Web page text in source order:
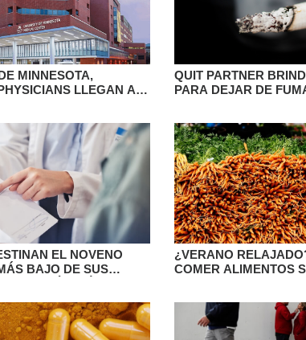
MINNESOTA,
LLEGAN A
QUIT PARTNER
PARA DEJAR DE
EL NOVENO
BAJO DE SUS
¿VERANO
COMER ALIMENTOS